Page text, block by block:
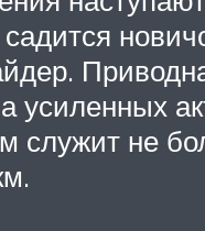
усиленных
служит не